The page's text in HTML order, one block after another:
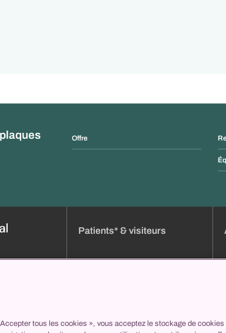
Offre
Patients* & visiteurs
Votre séjour chez nous
tous les cookies », vous acceptez le stockage de cookies